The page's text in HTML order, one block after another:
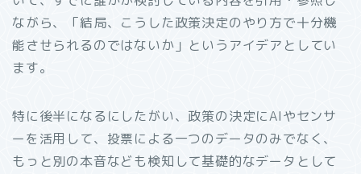
ながら、「結局、こうした政策決定のやり方で十分機
能させられるのではないか」というアイデアとしてい
ます。
特に後半になるにしたがい、政策の決定にAIやセンサ
ーを活用して、投票による一つのデータのみでなく、
もっと別の本音なども検知して基礎的なデータとして